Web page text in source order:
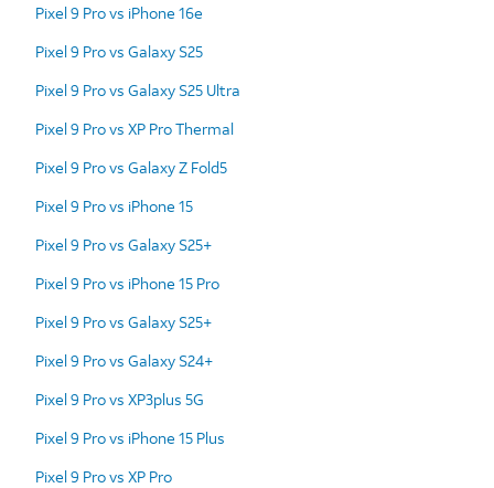
Pixel 9 Pro vs iPhone 16e
Pixel 9 Pro vs Galaxy S25
Pixel 9 Pro vs Galaxy S25 Ultra
Pixel 9 Pro vs XP Pro Thermal
Pixel 9 Pro vs Galaxy Z Fold5
Pixel 9 Pro vs iPhone 15
Pixel 9 Pro vs Galaxy S25+
Pixel 9 Pro vs iPhone 15 Pro
Pixel 9 Pro vs Galaxy S25+
Pixel 9 Pro vs Galaxy S24+
Pixel 9 Pro vs XP3plus 5G
Pixel 9 Pro vs iPhone 15 Plus
Pixel 9 Pro vs XP Pro